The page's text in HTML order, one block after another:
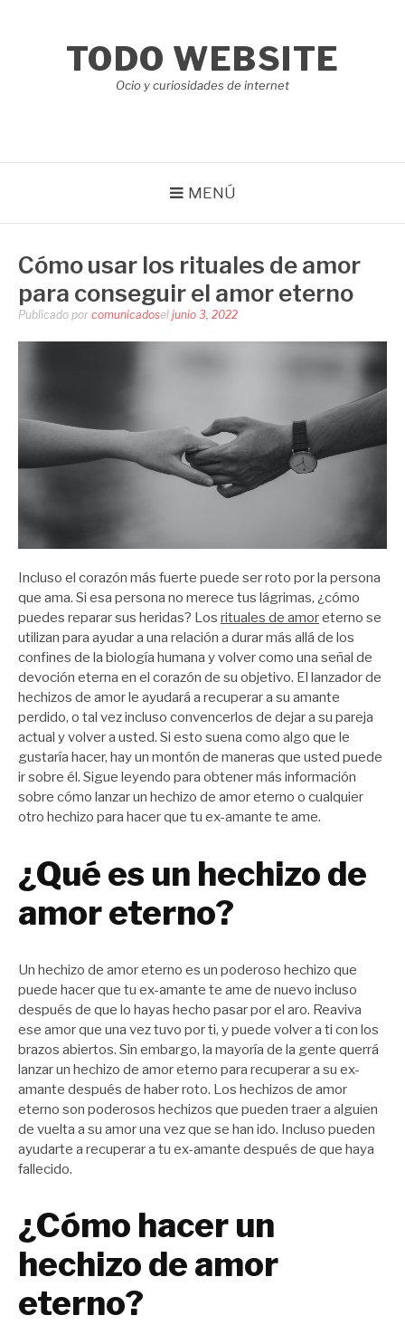
TODO WEBSITE
Ocio y curiosidades de internet
MENÚ
Cómo usar los rituales de amor
para conseguir el amor eterno
Publicado por comunicadosel junio 3, 2022
Incluso el corazón más fuerte puede ser roto por la persona
que ama. Si esa persona no merece tus lágrimas, ¿cómo
puedes reparar sus heridas? Los rituales de amoreterno se
utilizan para ayudar a una relación a durar más allá de los
confines de la biología humana y volver como una señal de
devoción eterna en el corazón de su objetivo. El lanzador de
hechizos de amor le ayudará a recuperar a su amante
perdido, o tal vez incluso convencerlos de dejar a su pareja
actual y volver a usted. Si esto suena como algo que le
gustaría hacer, hay un montón de maneras que usted puede
ir sobre él. Sigue leyendo para obtener más información
sobre cómo lanzar un hechizo de amor eterno o cualquier
otro hechizo para hacer que tu ex-amante te ame.
¿Qué es un hechizo de
amor eterno?
Un hechizo de amor eterno es un poderoso hechizo que
puede hacer que tu ex-amante te ame de nuevo incluso
después de que lo hayas hecho pasar por el aro. Reaviva
ese amor que una vez tuvo por ti, y puede volver a ti con los
brazos abiertos. Sin embargo, la mayoría de la gente querrá
lanzar un hechizo de amor eterno para recuperar a su ex-
amante después de haber roto. Los hechizos de amor
eterno son poderosos hechizos que pueden traer a alguien
de vuelta a su amor una vez que se han ido. Incluso pueden
ayudarte a recuperar a tu ex-amante después de que haya
fallecido.
¿Cómo hacer un
hechizo de amor
eterno?